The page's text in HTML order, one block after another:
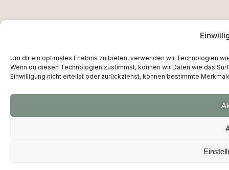
Um dir ein optimales Erlebnis zu bieten, verwenden wir Technologien
Wenn du diesen Technologien zustimmst, können wir Daten wie das
Einwilligung nicht erteilst oder zurückziehst, können bestimmte